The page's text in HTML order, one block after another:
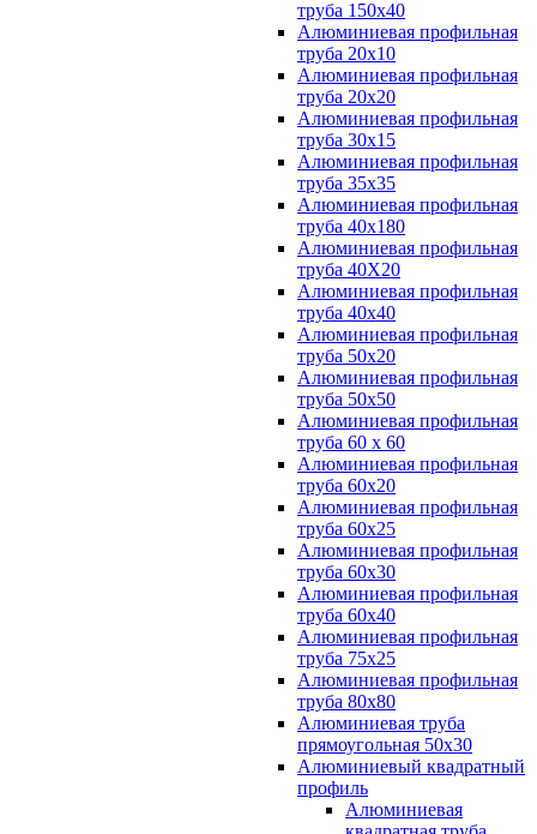
труба 150х40
Алюминиевая профильная
труба 20х10
Алюминиевая профильная
труба 20х20
Алюминиевая профильная
труба 30х15
Алюминиевая профильная
труба 35х35
Алюминиевая профильная
труба 40х180
Алюминиевая профильная
труба 40Х20
Алюминиевая профильная
труба 40х40
Алюминиевая профильная
труба 50х20
Алюминиевая профильная
труба 50х50
Алюминиевая профильная
труба 60 х 60
Алюминиевая профильная
труба 60х20
Алюминиевая профильная
труба 60х25
Алюминиевая профильная
труба 60х30
Алюминиевая профильная
труба 60х40
Алюминиевая профильная
труба 75х25
Алюминиевая профильная
труба 80х80
Алюминиевая труба
прямоугольная 50х30
Алюминиевый квадратный
профиль
Алюминиевая